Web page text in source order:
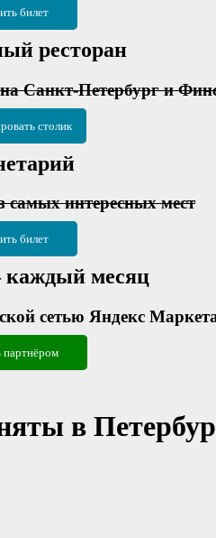
билет
ресторан
Санкт-Петербург и
столик
самых интересных мест
билет
месяц
сетью Яндекс
партнёром
в